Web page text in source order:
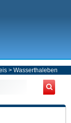
> Wasserthaleben